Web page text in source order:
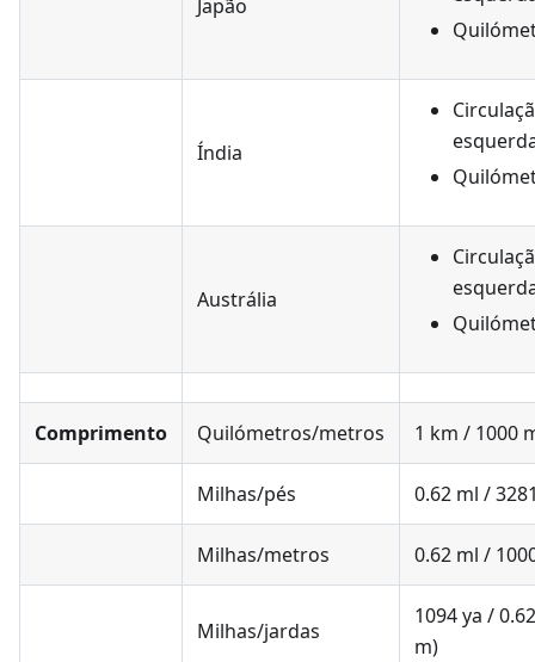
Japão
Índia
Austrália
Comprimento Quilómetros/metros 1 km / 1000
Milhas/pés 0.62 ml /
Milhas/metros 0.62 ml /
Milhas/jardas
1094 ya /
m)